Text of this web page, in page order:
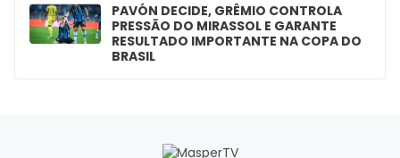
PAVÓN DECIDE, GRÊMIO CONTROLA
PRESSÃO DO MIRASSOL E GARANTE
RESULTADO IMPORTANTE NA COPA DO
BRASIL